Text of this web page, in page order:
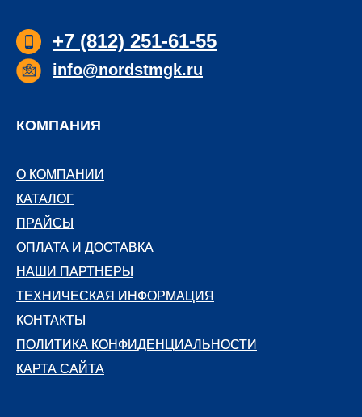
+7 (812) 251-61-55
info@nordstmgk.ru
О КОМПАНИИ
О КОМПАНИИ
КАТАЛОГ
КАТАЛОГ
ПРАЙСЫ
ПРАЙСЫ
ОПЛАТА И ДОСТАВКА
ОПЛАТА И ДОСТАВКА
КОМПАНИЯ
НАШИ ПАРТНЕРЫ
НАШИ ПАРТНЕРЫ
ТЕХНИЧЕСКАЯ ИНФОРМАЦИЯ
ТЕХНИЧЕСКАЯ ИНФОРМАЦИЯ
КОНТАКТЫ
КОНТАКТЫ
ПОЛИТИКА КОНФИДЕНЦИАЛЬНОСТИ
ПОЛИТИКА КОНФИДЕНЦИАЛЬНОСТИ
КАРТА САЙТА
КАРТА САЙТА